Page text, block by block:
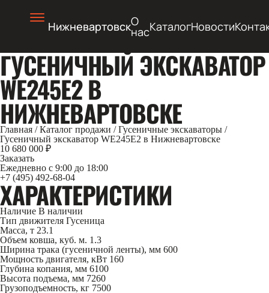
НижневартовскО
насКаталогНовости
ГУСЕНИЧНЫЙ ЭКСКАВАТОР
WE245E2 В
НИЖНЕВАРТОВСКЕ
Главная / Каталог продажи / Гусеничные экскаваторы /
Гусеничный экскаватор WE245E2 в Нижневартовске
10 680 000 ₽
Заказать
Ежедневно с 9:00 до 18:00
+7 (495) 492-68-04
ХАРАКТЕРИСТИКИ
Наличие В наличии
Тип движителя Гусеница
Масса, т 23.1
Объем ковша, куб. м. 1.3
Ширина трака (гусеничной ленты), мм 600
Мощность двигателя, кВт 160
Глубина копания, мм 6100
Высота подъема, мм 7260
Грузоподъемность, кг 7500